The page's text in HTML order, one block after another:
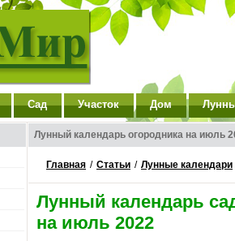
Сад Участок Дом
Лунный календарь огородника на июль
Главная / Статьи / Лунные календари
Лунный календарь
на июль 2022